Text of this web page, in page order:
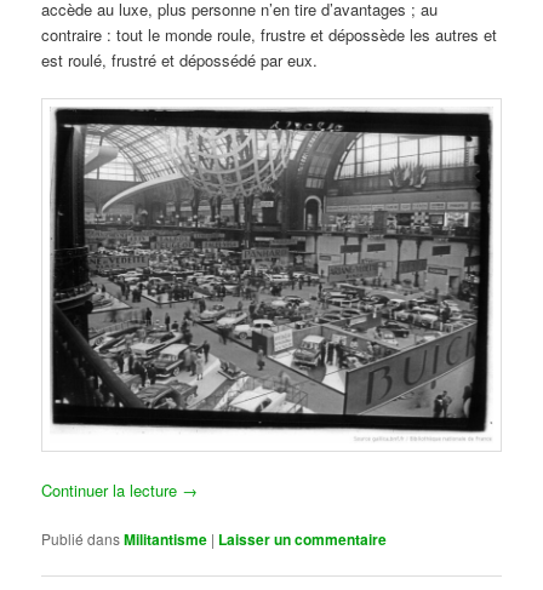
accède au luxe, plus personne n’en tire d’avantages ; au
contraire : tout le monde roule, frustre et dépossède les autres et
est roulé, frustré et dépossédé par eux.
Continuer la lecture →
Publié dansMilitantisme | Laisser un commentaire